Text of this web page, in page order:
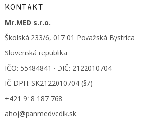
KONTAKT
Mr.MED s.r.o.
Školská 233/6, 017 01 Považská Bystrica
Slovenská republika
IČO: 55484841 · DIČ: 2122010704
IČ DPH: SK2122010704 (§7)
+421 918 187 768
ahoj@panmedvedik.sk